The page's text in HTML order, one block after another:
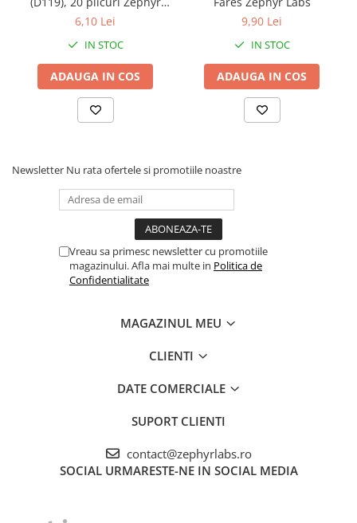
Labs
6,10 Lei
IN STOC
ADAUGA IN COS
9,90 Lei
IN STOC
ADAUGA IN COS
Newsletter Nu rata ofertele si promotiile noastre
Vreau sa primesc newsletter cu promotiile
magazinului. Afla mai multe in Politica de
Confidentialitate
MAGAZINUL MEU
CLIENTI
DATE COMERCIALE
SUPORT CLIENTI
contact@zephyrlabs.ro
SOCIAL URMARESTE-NE IN SOCIAL MEDIA